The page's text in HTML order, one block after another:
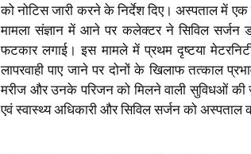
को नोटिस जारी करने के निर्देश दिए। अस्पताल में
मामला संज्ञान में आने पर कलेक्टर ने सिविल सर्जन
फटकार लगाई। इस मामले में प्रथम दृष्टया
लापरवाही पाए जाने पर दोनों के खिलाफ तत्काल
मरीज और उनके परिजन को मिलने वाली सुविधओं की
एवं स्वास्थ्य अधिकारी और सिविल सर्जन को